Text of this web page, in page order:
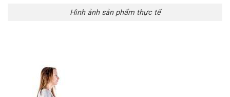
Hình ảnh sản phẩm thực tế